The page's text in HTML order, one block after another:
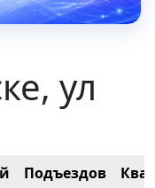
ул
Подъездов